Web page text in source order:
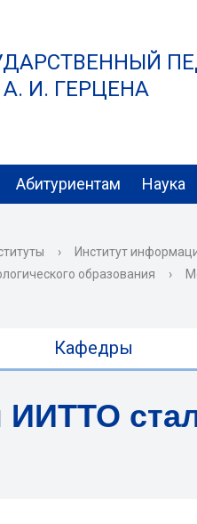
И. ГЕРЦЕНА
Абитуриентам Наука
› Институт
образования
›
Кафедры